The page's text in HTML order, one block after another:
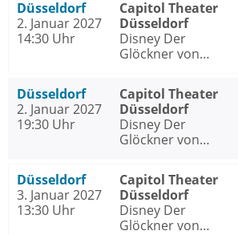
Düsseldorf
2. Januar 2027
14:30 Uhr
Capitol Theater
Düsseldorf
Disney Der
Glöckner von
Düsseldorf
2. Januar 2027
19:30 Uhr
Capitol Theater
Düsseldorf
Disney Der
Glöckner von
Düsseldorf
3. Januar 2027
13:30 Uhr
Capitol Theater
Düsseldorf
Disney Der
Glöckner von